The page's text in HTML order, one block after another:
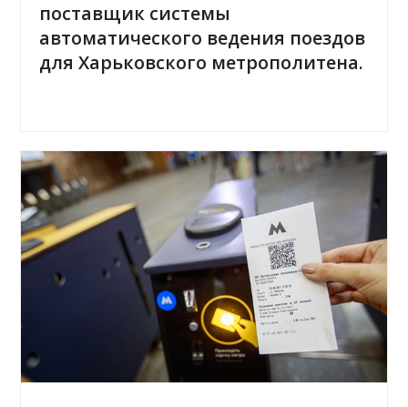
поставщик системы
автоматического ведения поездов
для Харьковского метрополитена.